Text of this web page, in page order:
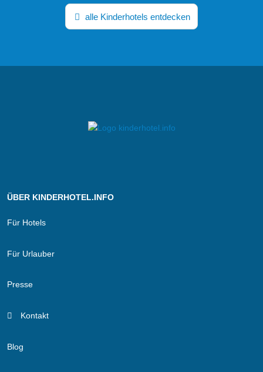
alle Kinderhotels entdecken
ÜBER KINDERHOTEL.INFO
Für Hotels
Für Urlauber
Presse
Kontakt
Blog